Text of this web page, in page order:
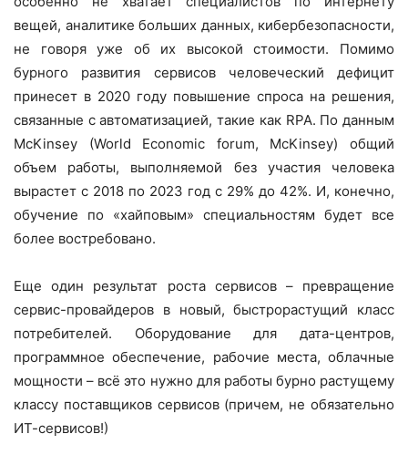
вещей, аналитике больших данных, кибербезопасности,
не говоря уже об их высокой стоимости. Помимо
бурного развития сервисов человеческий дефицит
принесет в 2020 году повышение спроса на решения,
связанные с автоматизацией, такие как RPA. По данным
McKinsey (World Economic forum, McKinsey) общий
объем работы, выполняемой без участия человека
вырастет с 2018 по 2023 год с 29% до 42%. И, конечно,
обучение по «хайповым» специальностям будет все
более востребовано.
Еще один результат роста сервисов – превращение
сервис-провайдеров в новый, быстрорастущий класс
потребителей. Оборудование для дата-центров,
программное обеспечение, рабочие места, облачные
мощности – всё это нужно для работы бурно растущему
классу поставщиков сервисов (причем, не обязательно
ИТ-сервисов!)